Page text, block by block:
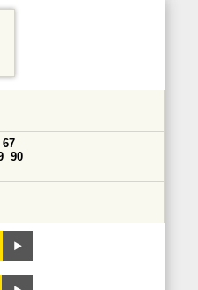
67
90